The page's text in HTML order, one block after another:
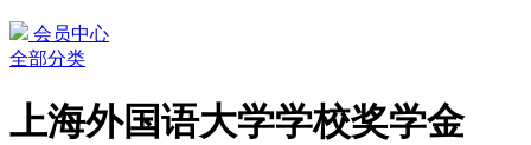
会员中心
全部分类
上海外国语大学学校奖学金